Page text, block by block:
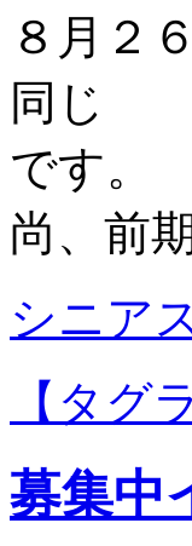
８月２
同じ
です。
尚、前
シニア
【タグ
募集中